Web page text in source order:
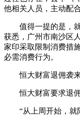
他相关人员，主动配
值得一提的是，就
获悉，广州市南沙区
家印采取限制消费措
必需消费行为。
恒大财富退佣袭
恒大财富要求退佣
“从上周开始，就